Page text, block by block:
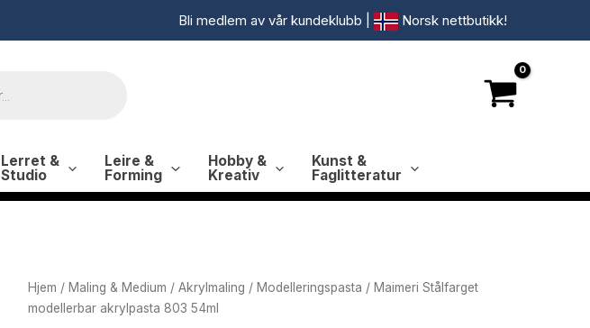
Bli medlem av vår kundeklubb Norsk nettbutikk!
Lerret &
Studio
Leire &
Forming
Hobby &
Kreativ
Kunst &
Faglitteratur
Hjem / Maling & Medium / Akrylmaling / Modelleringspasta / Maimeri Stålfarget
modellerbar akrylpasta 803 54ml